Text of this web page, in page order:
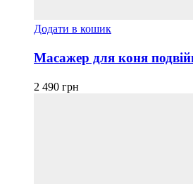
Додати в кошик
Масажер для коня
2 490 грн